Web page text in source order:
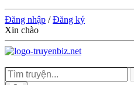
Đăng nhập /Đăng ký
Xin chào